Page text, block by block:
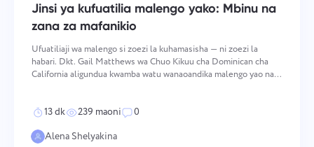
Jinsi ya kufuatilia malengo yako: Mbinu na
zana za mafanikio
Ufuatiliaji wa malengo si zoezi la kuhamasisha — ni zoezi la
habari. Dkt. Gail Matthews wa Chuo Kikuu cha Dominican cha
California aligundua kwamba watu wanaoandika malengo yao na
13 dk 239 maoni
0
Alena Shelyakina